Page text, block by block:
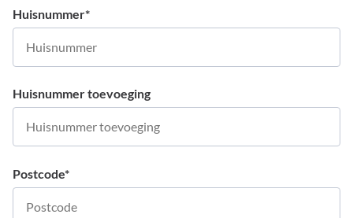
Huisnummer*
Huisnummer toevoeging
Postcode*